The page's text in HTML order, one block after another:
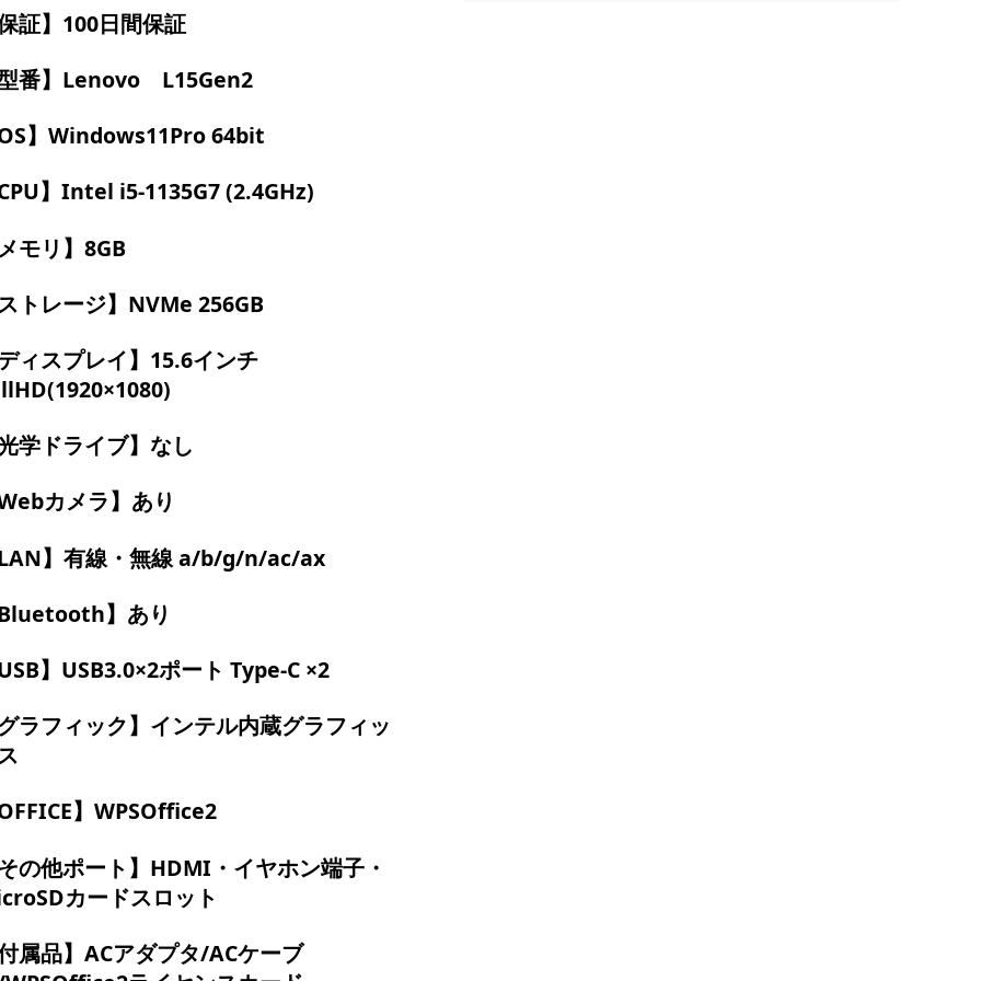
保証】100日間保証
型番】Lenovo L15Gen2
OS】Windows11Pro 64bit
CPU】Intel i5-1135G7 (2.4GHz)
メモリ】8GB
ストレージ】NVMe 256GB
ディスプレイ】15.6インチ
光学ドライブ】なし
Webカメラ】あり
LAN】有線・無線 a/b/g/n/ac/ax
Bluetooth】あり
USB】USB3.0×2ポート Type-C ×2
グラフィック】インテル内蔵グラフィッ
OFFICE】WPSOffice2
その他ポート】HDMI・イヤホン端子・
カードスロット
付属品】ACアダプタ/ACケーブ